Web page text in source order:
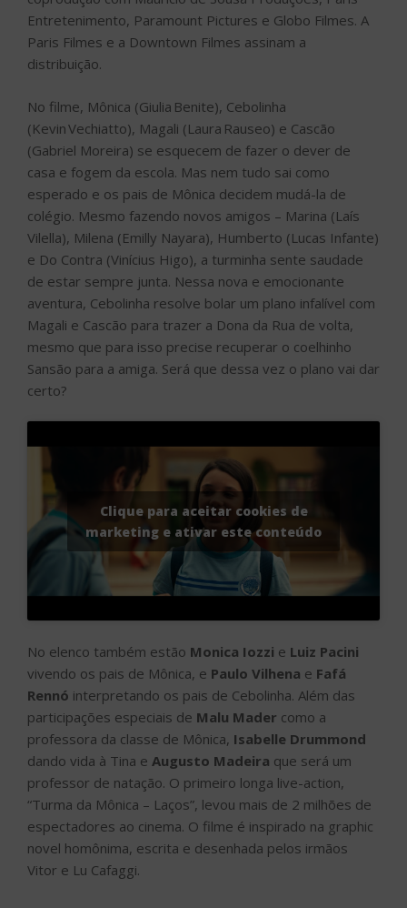
Entretenimento, Paramount Pictures e Globo Filmes. A
Paris Filmes e a Downtown Filmes assinam a
distribuição.
No filme, Mônica (Giulia Benite), Cebolinha
(Kevin Vechiatto), Magali (Laura Rauseo) e Cascão
(Gabriel Moreira) se esquecem de fazer o dever de
casa e fogem da escola. Mas nem tudo sai como
esperado e os pais de Mônica decidem mudá-la de
colégio. Mesmo fazendo novos amigos – Marina (Laís
Vilella), Milena (Emilly Nayara), Humberto (Lucas Infante)
e Do Contra (Vinícius Higo), a turminha sente saudade
de estar sempre junta. Nessa nova e emocionante
aventura, Cebolinha resolve bolar um plano infalível com
Magali e Cascão para trazer a Dona da Rua de volta,
mesmo que para isso precise recuperar o coelhinho
Sansão para a amiga. Será que dessa vez o plano vai dar
certo?
Clique para aceitar cookies de
marketing e ativar este conteúdo
No elenco também estão Monica Iozzi e Luiz Pacini
vivendo os pais de Mônica, e Paulo Vilhena e Fafá
Rennó interpretando os pais de Cebolinha. Além das
participações especiais de Malu Mader como a
professora da classe de Mônica, Isabelle Drummond
dando vida à Tina e Augusto Madeira que será um
professor de natação. O primeiro longa live-action,
“Turma da Mônica – Laços”, levou mais de 2 milhões de
espectadores ao cinema. O filme é inspirado na graphic
novel homônima, escrita e desenhada pelos irmãos
Vitor e Lu Cafaggi.